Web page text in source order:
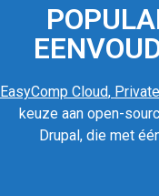
EasyComp Cloud,
keuze aan open-
Drupal, die met